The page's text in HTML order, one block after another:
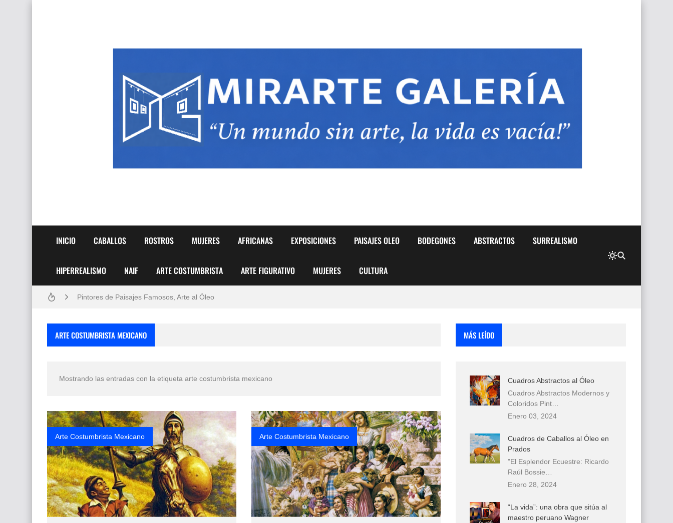
INICIO CABALLOS ROSTROS MUJERES AFRICANAS EXPOSICIONES PAISAJES OLEO BODEGONES ABSTRACTOS SURREALISMO
HIPERREALISMO NAIF ARTE COSTUMBRISTA ARTE FIGURATIVO MUJERES CULTURA
Frutas y Flores Para Colorear Imágenes
Pintores de Paisajes Famosos, Arte al Óleo
Rostros Bellos, La Perfección del Dibujo A Lápiz, Biryulina Vita
Fotos Artísticas de las Actrices de Hollywood Más Bellas del Mundo
Que significan los cuadros de negras africanas?
El mundo del arte en pintura surrealista
ARTE COSTUMBRISTA MEXICANO
Mostrando las entradas con la etiqueta arte costumbrista mexicano
Arte Costumbrista Mexicano Arte Costumbrista Mexicano
MÁS LEÍDO
Cuadros Abstractos al Óleo
Cuadros Abstractos Modernos y
Coloridos Pint…
Enero 03, 2024
Cuadros de Caballos al Óleo en
Prados
"El Esplendor Ecuestre: Ricardo
Raúl Bossie…
Enero 28, 2024
“La vida”: una obra que sitúa al
maestro peruano Wagner